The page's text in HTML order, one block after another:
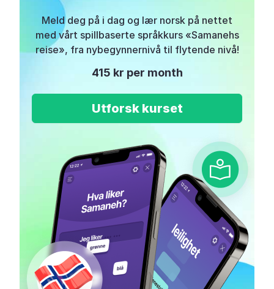
Meld deg på i dag og lær norsk på nettet
med vårt spillbaserte språkkurs «Samanehs
reise», fra nybegynnernivå til flytende nivå!
415 kr per month
Utforsk kurset